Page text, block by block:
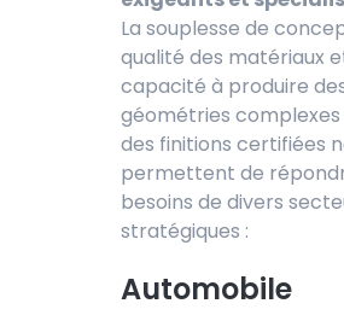
La souplesse de
qualité des matériaux
capacité à produire
géométries
des finitions certifiées
permettent de
besoins de divers
stratégiques :
Automobile